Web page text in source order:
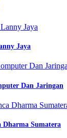
Jaya
Dan Jaringan
Dharma Sumatera